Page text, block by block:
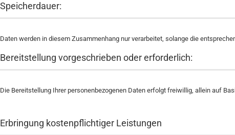
Speicherdauer:
Daten werden in diesem Zusammenhang nur verarbeitet, solange die
Bereitstellung vorgeschrieben oder erforderlich:
Die Bereitstellung Ihrer personenbezogenen Daten erfolgt freiwillig, allein auf
Erbringung kostenpflichtiger Leistungen